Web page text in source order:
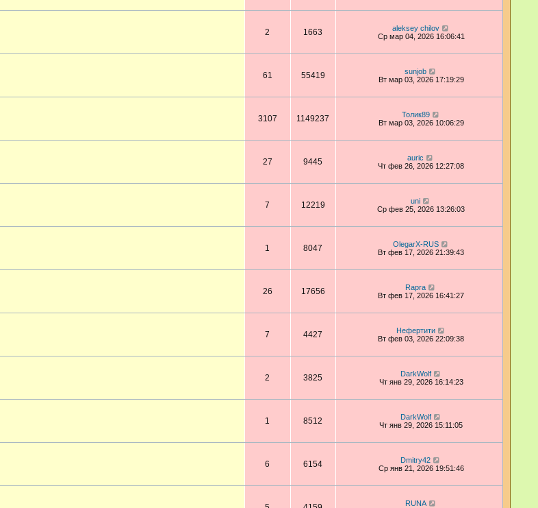
2 1663
aleksey chilov
Ср мар 04, 2026 16:06:41
61 55419
sunjob
Вт мар 03, 2026 17:19:29
3107 1149237
Толик89
Вт мар 03, 2026 10:06:29
27 9445
auric
Чт фев 26, 2026 12:27:08
7 12219
uni
Ср фев 25, 2026 13:26:03
1 8047
OlegarX-RUS
Вт фев 17, 2026 21:39:43
26 17656
Rapra
Вт фев 17, 2026 16:41:27
7 4427
Нефертити
Вт фев 03, 2026 22:09:38
2 3825
DarkWolf
Чт янв 29, 2026 16:14:23
1 8512
DarkWolf
Чт янв 29, 2026 15:11:05
6 6154
Dmitry42
Ср янв 21, 2026 19:51:46
RUNA